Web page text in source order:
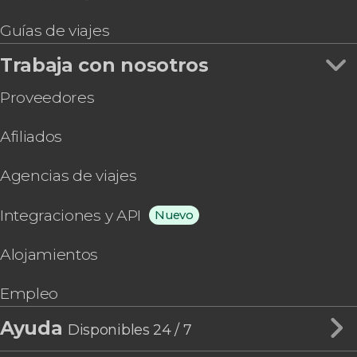
Guías de viajes
Trabaja con nosotros
Proveedores
Afiliados
Agencias de viajes
Integraciones y API Nuevo
Alojamientos
Empleo
Ayuda Disponibles 24 / 7